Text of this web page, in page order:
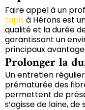
Faire appel à un
tapis à Hérons est
qualité et la durée
garantissant un
principaux
Prolonger la
Un entretien
prématurée des
permettent de
s’agisse de laine,